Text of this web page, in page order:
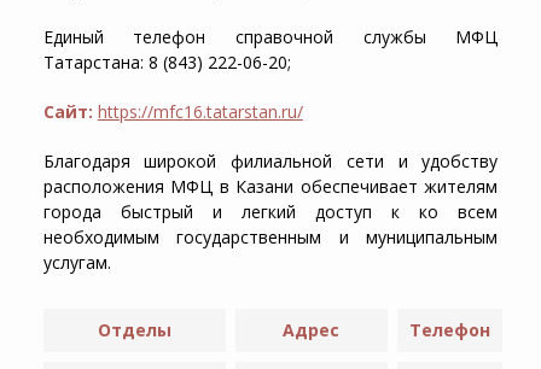
Единый телефон справочной службы МФЦ
Татарстана: 8 (843) 222-06-20;
Сайт: https://mfc16.tatarstan.ru/
Благодаря широкой филиальной сети и удобству
расположения МФЦ в Казани обеспечивает жителям
города быстрый и легкий доступ к ко всем
необходимым государственным и муниципальным
услугам.
Отделы Адрес Телефон